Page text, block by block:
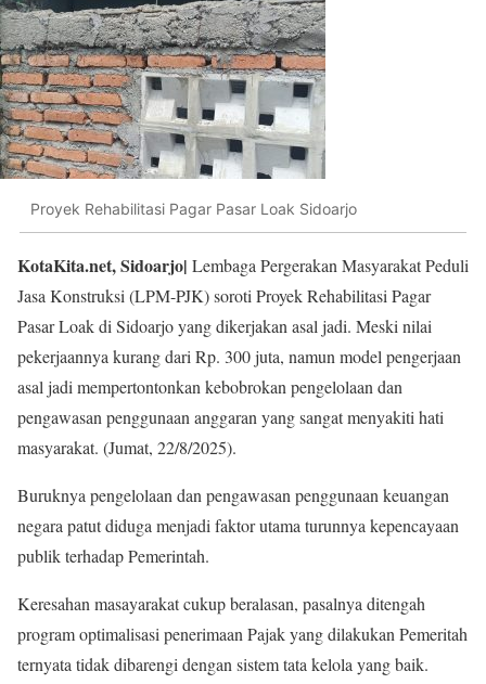
Proyek Rehabilitasi Pagar Pasar Loak Sidoarjo
KotaKita.net, Sidoarjo| Lembaga Pergerakan Masyarakat Peduli
Jasa Konstruksi (LPM-PJK) soroti Proyek Rehabilitasi Pagar
Pasar Loak di Sidoarjo yang dikerjakan asal jadi. Meski nilai
pekerjaannya kurang dari Rp. 300 juta, namun model pengerjaan
asal jadi mempertontonkan kebobrokan pengelolaan dan
pengawasan penggunaan anggaran yang sangat menyakiti hati
masyarakat. (Jumat, 22/8/2025).
Buruknya pengelolaan dan pengawasan penggunaan keuangan
negara patut diduga menjadi faktor utama turunnya kepencayaan
publik terhadap Pemerintah.
Keresahan masayarakat cukup beralasan, pasalnya ditengah
program optimalisasi penerimaan Pajak yang dilakukan Pemeritah
ternyata tidak dibarengi dengan sistem tata kelola yang baik.